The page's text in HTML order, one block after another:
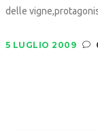
delle
5 LUGLIO 2009